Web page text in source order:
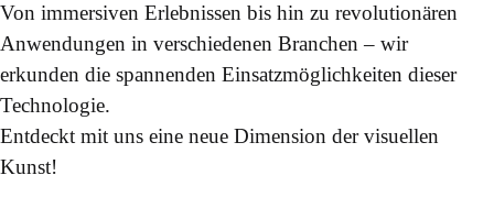
Von immersiven Erlebnissen bis hin zu revolutionären
Anwendungen in verschiedenen Branchen – wir
erkunden die spannenden Einsatzmöglichkeiten dieser
Technologie.
Entdeckt mit uns eine neue Dimension der visuellen
Kunst!